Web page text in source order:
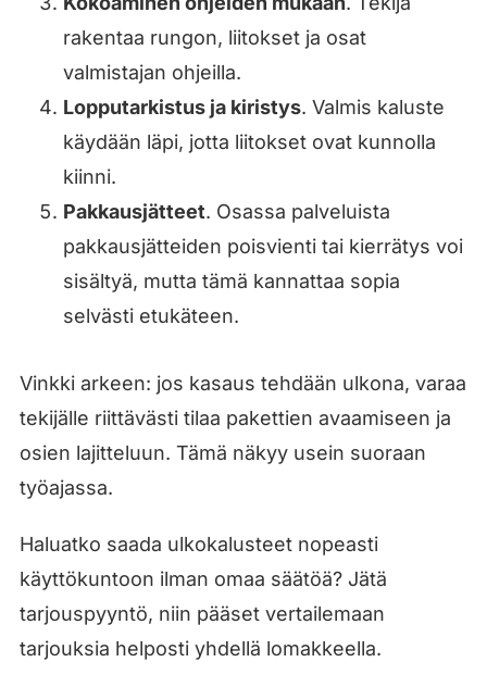
rakentaa rungon, liitokset ja osat
valmistajan ohjeilla.
Lopputarkistus ja kiristys. Valmis kaluste
käydään läpi, jotta liitokset ovat kunnolla
kiinni.
Pakkausjätteet. Osassa palveluista
pakkausjätteiden poisvienti tai kierrätys voi
sisältyä, mutta tämä kannattaa sopia
selvästi etukäteen.
Vinkki arkeen: jos kasaus tehdään ulkona, varaa
tekijälle riittävästi tilaa pakettien avaamiseen ja
osien lajitteluun. Tämä näkyy usein suoraan
työajassa.
Haluatko saada ulkokalusteet nopeasti
käyttökuntoon ilman omaa säätöä? Jätä
tarjouspyyntö, niin pääset vertailemaan
tarjouksia helposti yhdellä lomakkeella.